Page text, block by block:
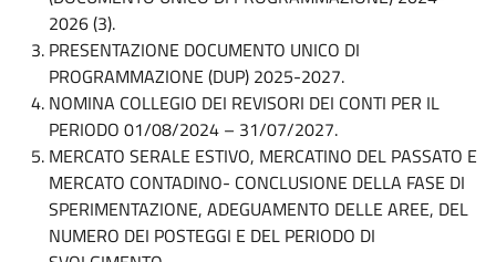
2026 (3).
PRESENTAZIONE DOCUMENTO UNICO DI
PROGRAMMAZIONE (DUP) 2025-2027.
NOMINA COLLEGIO DEI REVISORI DEI CONTI PER IL
PERIODO 01/08/2024 – 31/07/2027.
MERCATO SERALE ESTIVO, MERCATINO DEL PASSATO E
MERCATO CONTADINO- CONCLUSIONE DELLA FASE DI
SPERIMENTAZIONE, ADEGUAMENTO DELLE AREE, DEL
NUMERO DEI POSTEGGI E DEL PERIODO DI